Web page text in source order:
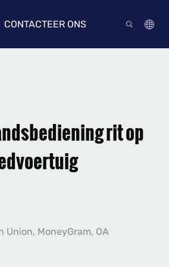
CONTACTEER ONS
rit op
Union, MoneyGram, OA